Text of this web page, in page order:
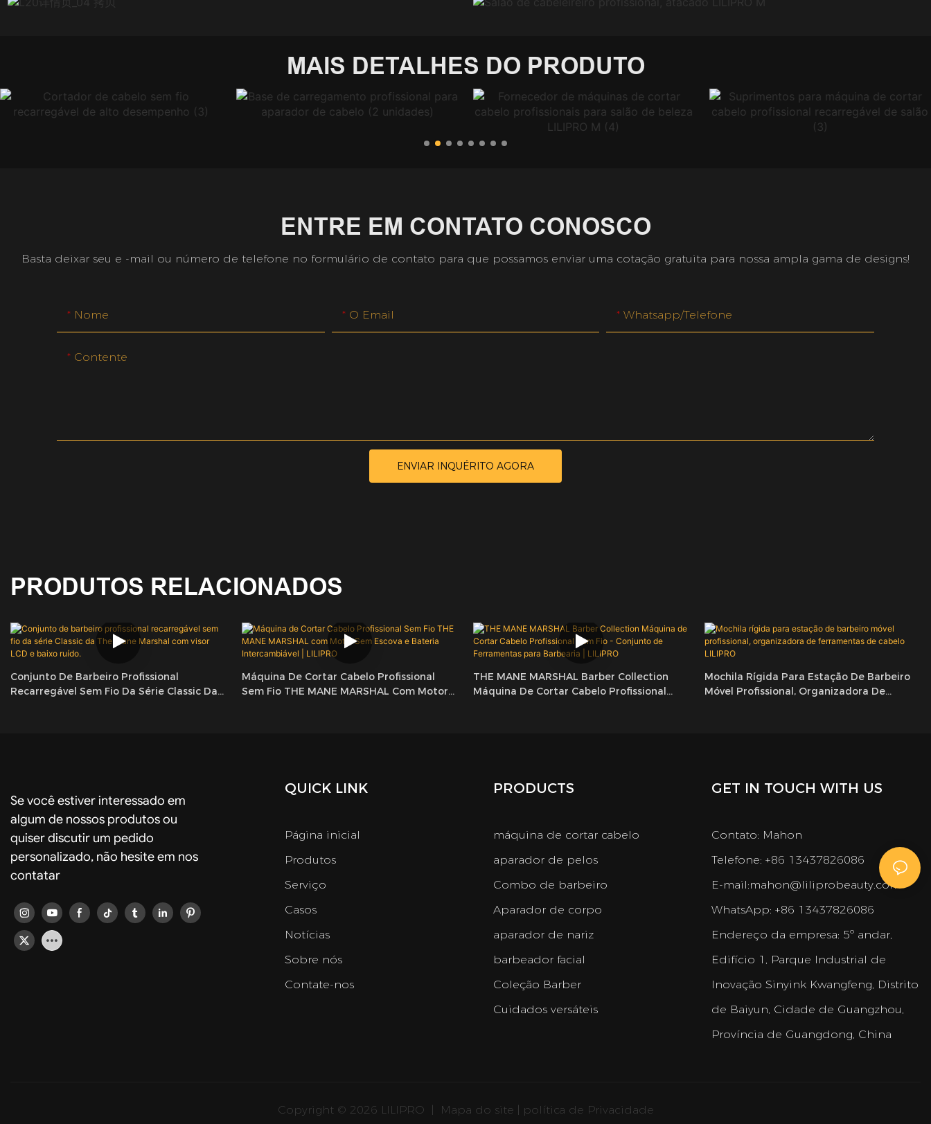
MAIS DETALHES DO PRODUTO
ENTRE EM CONTATO CONOSCO
Basta deixar seu e -mail ou número de telefone no formulário de contato para que possamos enviar uma cotação gratuita para nossa ampla gama de designs!
Nome O Email Whatsapp/telefone
Contente
ENVIAR INQUÉRITO AGORA
PRODUTOS RELACIONADOS
Conjunto De Barbeiro Profissional
Recarregável Sem Fio Da Série Classic Da
Máquina De Cortar Cabelo Profissional
Sem Fio THE MANE MARSHAL Com Motor
THE MANE MARSHAL Barber Collection
Máquina De Cortar Cabelo Profissional
Mochila Rígida Para Estação De Barbeiro
Móvel Profissional, Organizadora De
Se você estiver interessado em
algum de nossos produtos ou
quiser discutir um pedido
personalizado, não hesite em nos
contatar
QUICK LINK
Página inicial
Produtos
Serviço
Casos
Notícias
Sobre nós
Contate-nos
PRODUCTS
máquina de cortar cabelo
aparador de pelos
Combo de barbeiro
Aparador de corpo
aparador de nariz
barbeador facial
Coleção Barber
Cuidados versáteis
GET IN TOUCH WITH US
Contato: Mahon
Telefone: +86 13437826086
E-mail:mahon@liliprobeauty.com
WhatsApp: +86 13437826086
Endereço da empresa: 5º andar,
Edifício 1, Parque Industrial de
Inovação Sinyink Kwangfeng, Distrito
de Baiyun, Cidade de Guangzhou,
Província de Guangdong, China
Copyright © 2026 LILIPRO Mapa do site política de Privacidade